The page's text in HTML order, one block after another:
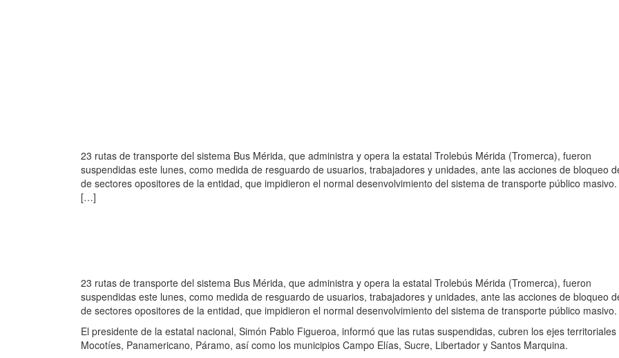
23 rutas de transporte del sistema Bus Mérida, que administra y opera la estatal Trolebús Mérida (Tromerca), fueron
suspendidas este lunes, como medida de resguardo de usuarios, trabajadores y unidades, ante las acciones de bloqueo
de sectores opositores de la entidad, que impidieron el normal desenvolvimiento del sistema de transporte público masivo.
[…]
23 rutas de transporte del sistema Bus Mérida, que administra y opera la estatal Trolebús Mérida (Tromerca), fueron
suspendidas este lunes, como medida de resguardo de usuarios, trabajadores y unidades, ante las acciones de bloqueo
de sectores opositores de la entidad, que impidieron el normal desenvolvimiento del sistema de transporte público masivo.
El presidente de la estatal nacional, Simón Pablo Figueroa, informó que las rutas suspendidas, cubren los ejes territoriales
Mocotíes, Panamericano, Páramo, así como los municipios Campo Elías, Sucre, Libertador y Santos Marquina.